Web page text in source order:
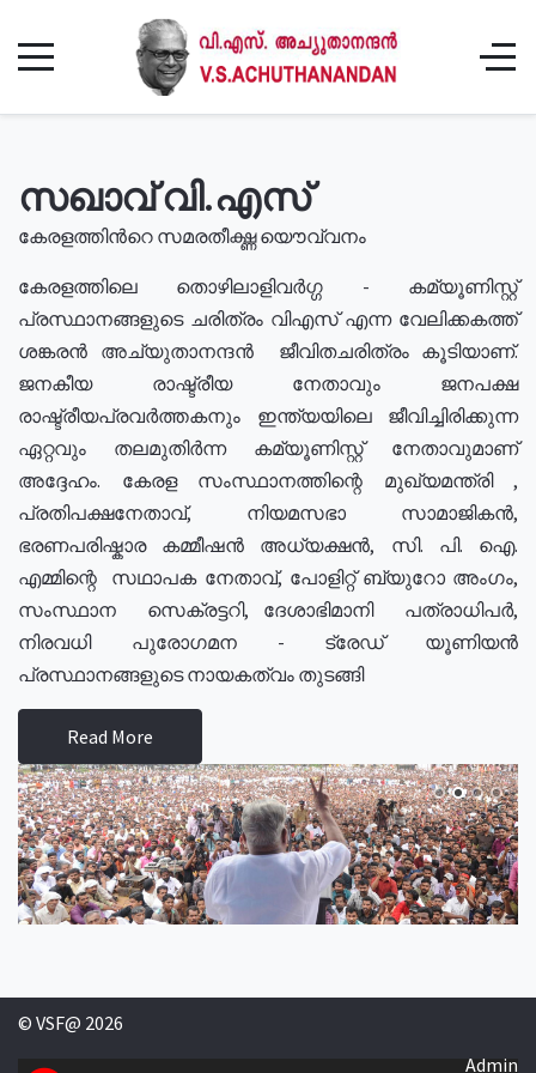
സഖാവ് വി.എസ്
കേരളത്തിൻറെ സമരതീക്ഷ്ണ യൌവ്വനം
കേരളത്തിലെ തൊഴിലാളിവർഗ്ഗ - കമ്യൂണിസ്റ്റ്
പ്രസ്ഥാനങ്ങളുടെ ചരിത്രം വിഎസ് എന്ന വേലിക്കകത്ത്
ശങ്കരൻ അച്യുതാനന്ദൻ ജീവിതചരിത്രം കൂടിയാണ്.
ജനകീയ രാഷ്ട്രീയ നേതാവും ജനപക്ഷ
രാഷ്ട്രീയപ്രവർത്തകനും ഇന്ത്യയിലെ ജീവിച്ചിരിക്കുന്ന
ഏറ്റവും തലമുതിർന്ന കമ്യൂണിസ്റ്റ് നേതാവുമാണ്
അദ്ദേഹം. കേരള സംസ്ഥാനത്തിന്റെ മുഖ്യമന്ത്രി ,
പ്രതിപക്ഷനേതാവ്, നിയമസഭാ സാമാജികൻ,
ഭരണപരിഷ്കാര കമ്മീഷൻ അധ്യക്ഷൻ, സി. പി. ഐ.
എമ്മിന്റെ സഥാപക നേതാവ്, പോളിറ്റ് ബ്യുറോ അംഗം,
സംസ്ഥാന സെക്രട്ടറി, ദേശാഭിമാനി പത്രാധിപർ,
നിരവധി പുരോഗമന - ട്രേഡ് യൂണിയൻ
പ്രസ്ഥാനങ്ങളുടെ നായകത്വം തുടങ്ങി
Read More
© VSF@ 2026
Admin